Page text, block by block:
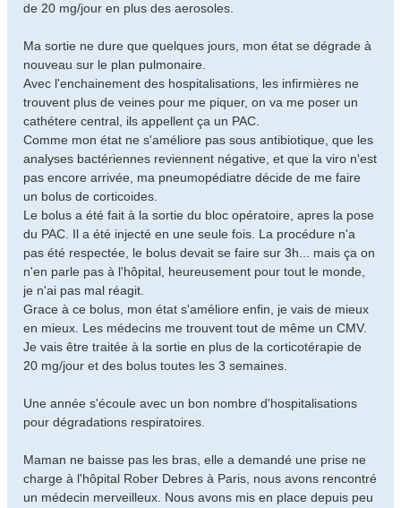
de 20 mg/jour en plus des aerosoles.
Ma sortie ne dure que quelques jours, mon état se dégrade à
nouveau sur le plan pulmonaire.
Avec l'enchainement des hospitalisations, les infirmières ne
trouvent plus de veines pour me piquer, on va me poser un
cathétere central, ils appellent ça un PAC.
Comme mon état ne s'améliore pas sous antibiotique, que les
analyses bactériennes reviennent négative, et que la viro n'est
pas encore arrivée, ma pneumopédiatre décide de me faire
un bolus de corticoides.
Le bolus a été fait à la sortie du bloc opératoire, apres la pose
du PAC. Il a été injecté en une seule fois. La procédure n'a
pas été respectée, le bolus devait se faire sur 3h... mais ça on
n'en parle pas à l'hôpital, heureusement pour tout le monde,
je n'ai pas mal réagit.
Grace à ce bolus, mon état s'améliore enfin, je vais de mieux
en mieux. Les médecins me trouvent tout de même un CMV.
Je vais être traitée à la sortie en plus de la corticotérapie de
20 mg/jour et des bolus toutes les 3 semaines.
Une année s'écoule avec un bon nombre d'hospitalisations
pour dégradations respiratoires.
Maman ne baisse pas les bras, elle a demandé une prise ne
charge à l'hôpital Rober Debres à Paris, nous avons rencontré
un médecin merveilleux. Nous avons mis en place depuis peu